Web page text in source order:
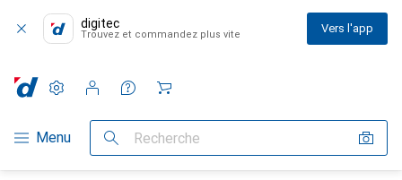
digitec
Trouvez et commandez plus vite Vers l'app
Navigation par catégorie
Menu Recherche
Paramètres
Compte client
Listes de comparaison
Listes d'envies
Panier